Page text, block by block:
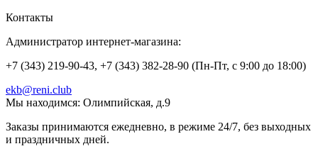
Контакты
Администратор интернет-магазина:
+7 (343) 219-90-43, +7 (343) 382-28-90 (Пн-Пт, с 9:00 до 18:00)
ekb@reni.club
Мы находимся: Олимпийская, д.9
Заказы принимаются ежедневно, в режиме 24/7, без выходных
и праздничных дней.